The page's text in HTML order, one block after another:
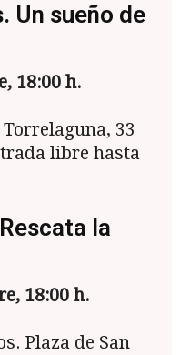
Un sueño de
18:00 h.
33
libre hasta
la
18:00 h.
Plaza de San